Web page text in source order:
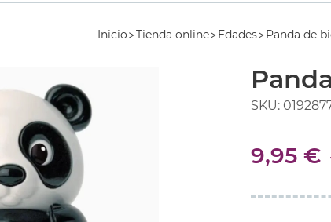
Inicio Tienda online Edades Panda de
SKU:
9,95 €